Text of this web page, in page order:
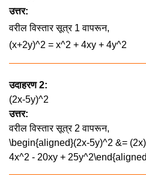
उत्तर:
वरील विस्तार सूत्र 1 वापरून,
(x+2y)^2 = x^2 + 4xy + 4y^2
उदाहरण 2:
(2x-5y)^2
उत्तर:
वरील विस्तार सूत्र 2 वापरून,
\begin{aligned}(2x-5y)^2 &=
4x^2 - 20xy +